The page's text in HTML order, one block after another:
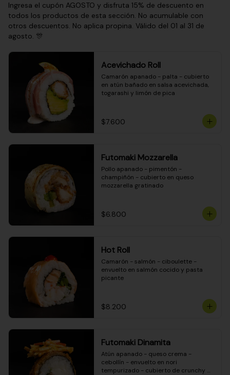
Ingresa el cupón AGOSTO y disfruta 15% de descuento en
todos los productos de esta sección. No acumulable con
otros descuentos. No aplica propina. Válido del 01 al 31 de
agosto. 🎊
Acevichado Roll
Camarón apanado - palta - cubierto
en atún bañado en salsa acevichada,
togarashi y limón de pica
$7.600
Futomaki Mozzarella
Pollo apanado - pimentón -
champiñón - cubierto en queso
mozzarella gratinado
$6.800
Hot Roll
Camarón - salmón - ciboulette -
envuelto en salmón cocido y pasta
picante
$8.200
Futomaki Dinamita
Atún apanado - queso crema -
cebollín - envuelto en nori
tempurizado - cubierto de crunchy